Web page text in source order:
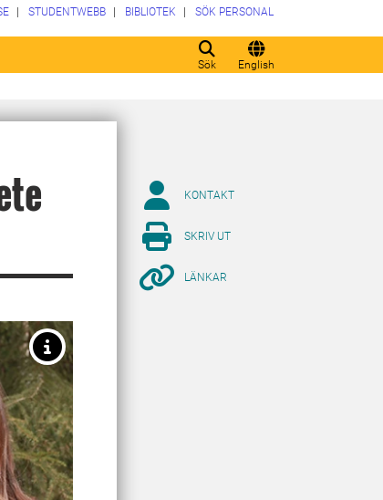
Sök English
STUDENTWEBB BIBLIOTEK SÖK PERSONAL
KONTAKT
SKRIV UT
LÄNKAR